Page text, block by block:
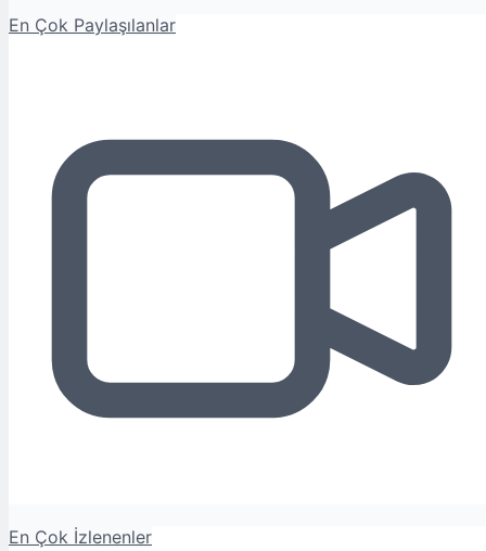
En Çok Paylaşılanlar
En Çok İzlenenler